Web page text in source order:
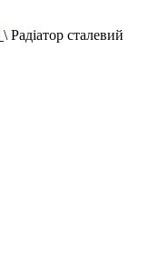
\ Радіатор сталевий